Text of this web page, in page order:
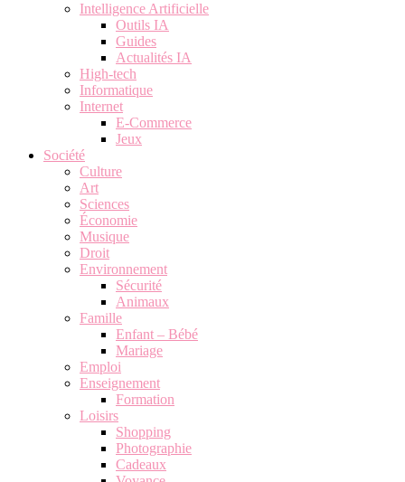
Intelligence Artificielle
Outils IA
Guides
Actualités IA
High-tech
Informatique
Internet
E-Commerce
Jeux
Société
Culture
Art
Sciences
Économie
Musique
Droit
Environnement
Sécurité
Animaux
Famille
Enfant – Bébé
Mariage
Emploi
Enseignement
Formation
Loisirs
Shopping
Photographie
Cadeaux